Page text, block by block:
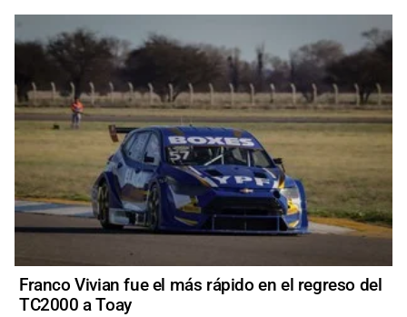
Franco Vivian fue el más rápido en el regreso del
TC2000 a Toay